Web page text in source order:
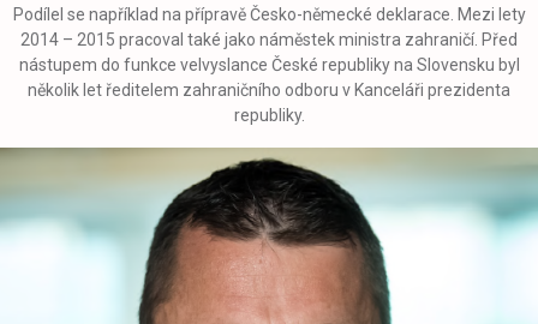
Podílel se například na přípravě Česko-německé deklarace. Mezi lety
2014 – 2015 pracoval také jako náměstek ministra zahraničí. Před
nástupem do funkce velvyslance České republiky na Slovensku byl
několik let ředitelem zahraničního odboru v Kanceláři prezidenta
republiky.